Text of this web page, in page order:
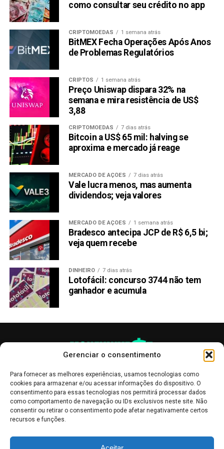
Gerenciar o consentimento
Para fornecer as melhores experiências, usamos tecnologias como
cookies para armazenar e/ou acessar informações do dispositivo. O
consentimento para essas tecnologias nos permitirá processar dados
como comportamento de navegação ou IDs exclusivos neste site. Não
consentir ou retirar o consentimento pode afetar negativamente certos
recursos e funções.
recentemente, impulsionado pelo forte apoio da
comunidade e marketing viral orgânico. Sua tokenomics
criou escassez, ajudando a manter seu valor. O sistema de
redistribuição que incentiva o staking de longo prazo
contribuiu ainda mais para a estabilidade e crescimento de
O futuro de Pepe (PEPE) parece promissor se conseguir
sustentar seu apoio de base e continuar a engajar sua
comunidade de forma eficaz. No entanto, a natureza
altamente volátil das memecoins apresenta riscos. Manter
a transparência e evitar a dependência excessiva de
influenciadores será crucial para seu sucesso contínuo. Se
poderá continuar a ver um desempenho forte nos
próximos meses.
Toncoin (TON): Confiança Institucional Crescente
Passando para a próxima, temos Toncoin (TON).
Ela tem visto um aumento de interesse de investidores
institucionais, particularmente com a Pantera Capital
lançando um novo fundo dedicado a esse token. A
blockchain The Open Network (TON) viu um aumento na
adoção, graças ao apoio do Telegram e à rápida integração
O valor de Toncoin (TON) foi positivamente impactado por
esses desenvolvimentos, posicionando-a como um forte
concorrente no mercado. Os recentes investimentos e o
aumento do uso de sua blockchain ajudaram a estabilizar
seu preço, mesmo com as flutuações do mercado mais
amplo.
O forte apoio de investidores institucionais como a
Pantera Capital e a adoção crescente dentro do
como consultar seu crédito no app
CRIPTOMOEDAS 1 semana atrás
BitMEX Fecha Operações Após Anos
de Problemas Regulatórios
CRIPTOS 1 semana atrás
Preço Uniswap dispara 32% na
semana e mira resistência de US$
3,88
CRIPTOMOEDAS 7 dias atrás
Bitcoin a US$ 65 mil: halving se
aproxima e mercado já reage
MERCADO DE AÇÕES 7 dias atrás
Vale lucra menos, mas aumenta
dividendos; veja valores
MERCADO DE AÇÕES 1 semana atrás
Bradesco antecipa JCP de R$ 6,5 bi;
veja quem recebe
DINHEIRO 7 dias atrás
Lotofácil: concurso 3744 não tem
ganhador e acumula